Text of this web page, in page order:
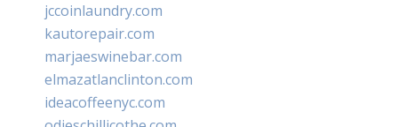
jccoinlaundry.com
kautorepair.com
marjaeswinebar.com
elmazatlanclinton.com
ideacoffeenyc.com